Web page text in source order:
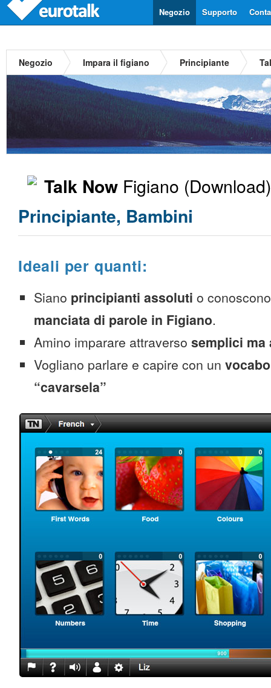
Supporto
Negozio
Negozio Impara il figiano Principiante
Talk Now Figiano
Principiante, Bambini
Ideali per quanti:
Siano principianti assoluti o
manciata di parole in Figiano.
Amino imparare attraverso semplici
Vogliano parlare e capire con un
“cavarsela”